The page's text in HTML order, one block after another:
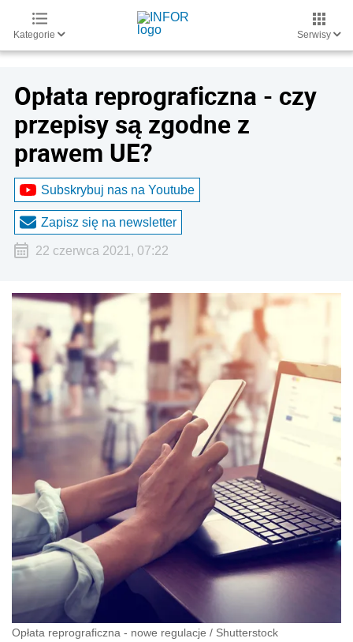
Kategorie Serwisy
Opłata reprograficzna - czy
przepisy są zgodne z
prawem UE?
Subskrybuj nas na Youtube
Zapisz się na newsletter
22 czerwca 2021, 07:22
Opłata reprograficzna - nowe regulacje / Shutterstock